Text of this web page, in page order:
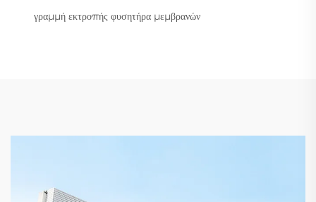
γραμμή εκτροπής φυσητήρα μεμβρανών